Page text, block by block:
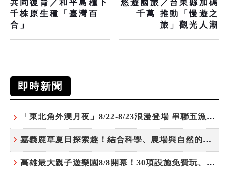
共同復育／和平島種下
千株原生種「臺灣百
合」
悠遊國旅／台東縣加碼
千萬 推動「慢遊之
旅」觀光人潮
即時新聞
「東北角外澳月夜」8/22-8/23浪漫登場 串聯五漁村、音樂、市集、火舞與慢旅共度夏夜
嘉義鹿草夏日探索趣！結合科學、農場與自然的親子小旅行
高雄最大親子遊樂園8/8開幕！30項設施免費玩、YOYO家族嗨翻暑假